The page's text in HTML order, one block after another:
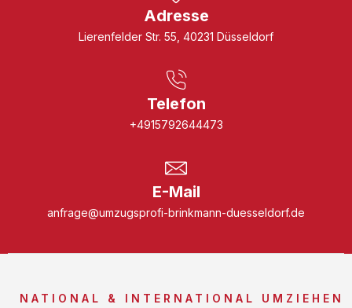
Adresse
Lierenfelder Str. 55, 40231 Düsseldorf
Telefon
+4915792644473
E-Mail
anfrage@umzugsprofi-brinkmann-duesseldorf.de
NATIONAL & INTERNATIONAL UMZIEHEN